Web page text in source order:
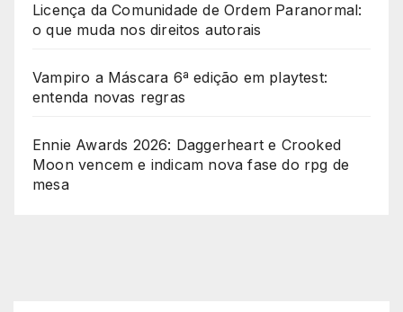
Licença da Comunidade de Ordem Paranormal:
o que muda nos direitos autorais
Vampiro a Máscara 6ª edição em playtest:
entenda novas regras
Ennie Awards 2026: Daggerheart e Crooked
Moon vencem e indicam nova fase do rpg de
mesa